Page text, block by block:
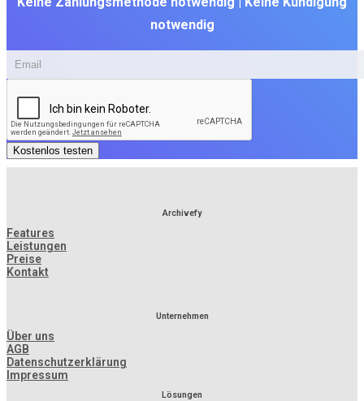
notwendig
Kostenlos testen
Archivefy
Features
Leistungen
Preise
Kontakt
Unternehmen
Über uns
AGB
Datenschutzerklärung
Impressum
Lösungen